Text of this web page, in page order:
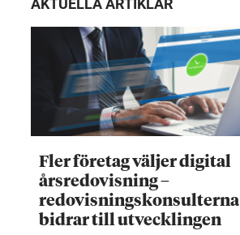
Fler företag väljer digital
årsredovisning –
redovisningskonsulterna
bidrar till utvecklingen